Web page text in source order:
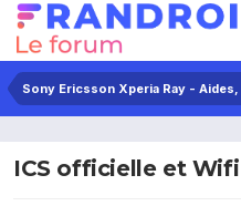
ICS officielle et Wifi